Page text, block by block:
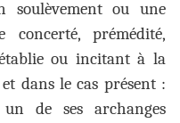
soulèvement ou une
prémédité,
ou incitant à la
et dans le cas présent :
de ses archanges